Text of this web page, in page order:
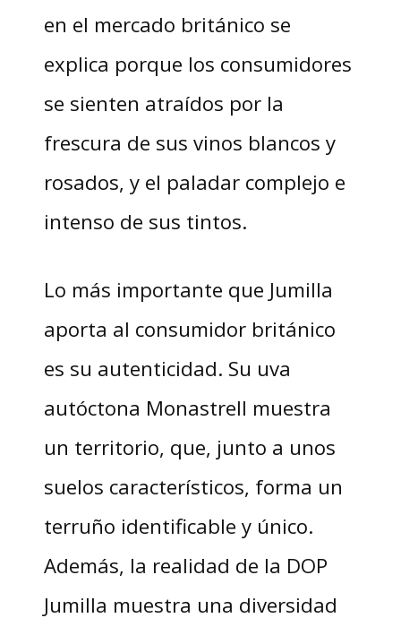
en el mercado británico se
explica porque los consumidores
se sienten atraídos por la
frescura de sus vinos blancos y
rosados, y el paladar complejo e
intenso de sus tintos.
Lo más importante que Jumilla
aporta al consumidor británico
es su autenticidad. Su uva
autóctona Monastrell muestra
un territorio, que, junto a unos
suelos característicos, forma un
terruño identificable y único.
Además, la realidad de la DOP
Jumilla muestra una diversidad